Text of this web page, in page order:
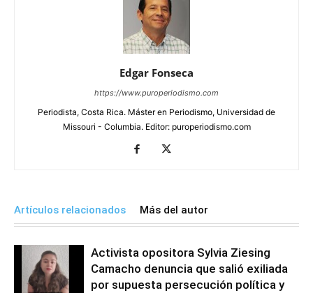
Edgar Fonseca
https://www.puroperiodismo.com
Periodista, Costa Rica. Máster en Periodismo, Universidad de
Missouri - Columbia. Editor: puroperiodismo.com
Artículos relacionados Más del autor
Activista opositora Sylvia Ziesing
Camacho denuncia que salió exiliada
por supuesta persecución política y